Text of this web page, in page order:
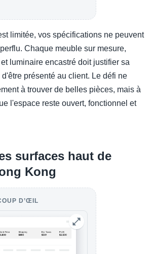
limitée, vos spécifications ne peuvent
Chaque meuble sur mesure,
luminaire encastré doit justifier sa
présenté au client. Le défi ne
à trouver de belles pièces, mais à
l'espace reste ouvert, fonctionnel et
surfaces haut de
Kong
D’ŒIL